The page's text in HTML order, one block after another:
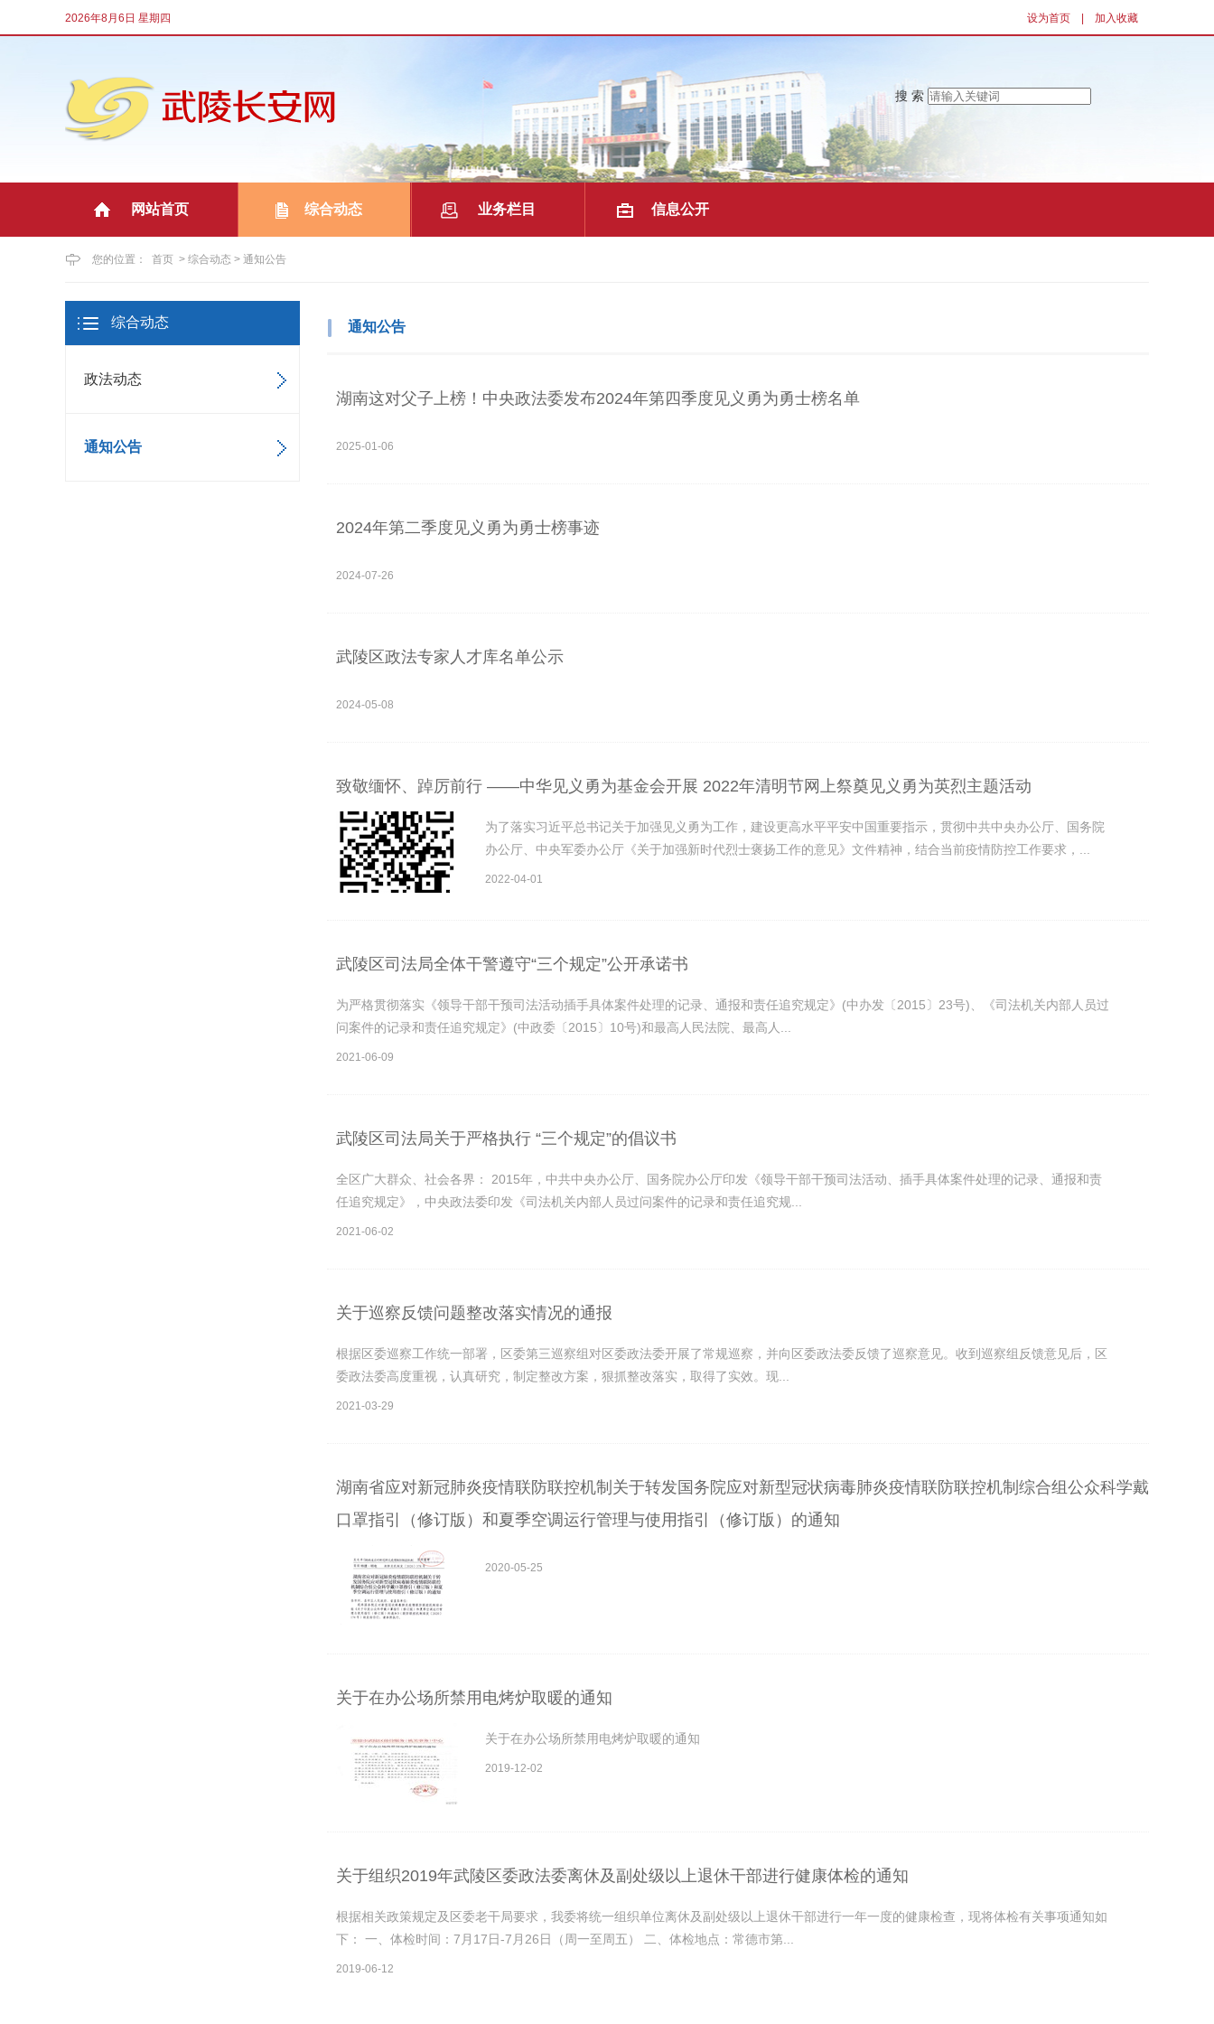
设为首页 加入收藏
2026年8月6日 星期四
搜 索
网站首页 综合动态 业务栏目 信息公开
您的位置： 首页 > 综合动态 > 通知公告
综合动态
政法动态
通知公告
通知公告
湖南这对父子上榜！中央政法委发布2024年第四季度见义勇为勇士榜名单
2025-01-06
2024年第二季度见义勇为勇士榜事迹
2024-07-26
武陵区政法专家人才库名单公示
2024-05-08
致敬缅怀、踔厉前行 ——中华见义勇为基金会开展 2022年清明节网上祭奠见义勇为英烈主题活动
为了落实习近平总书记关于加强见义勇为工作，建设更高水平平安中国重要指示，贯彻中共中央办公厅、国务院
办公厅、中央军委办公厅《关于加强新时代烈士褒扬工作的意见》文件精神，结合当前疫情防控工作要求，...
2022-04-01
武陵区司法局全体干警遵守“三个规定”公开承诺书
为严格贯彻落实《领导干部干预司法活动插手具体案件处理的记录、通报和责任追究规定》(中办发〔2015〕23号)、《司法机关内部人员过
问案件的记录和责任追究规定》(中政委〔2015〕10号)和最高人民法院、最高人...
2021-06-09
武陵区司法局关于严格执行 “三个规定”的倡议书
全区广大群众、社会各界： 2015年，中共中央办公厅、国务院办公厅印发《领导干部干预司法活动、插手具体案件处理的记录、通报和责
任追究规定》，中央政法委印发《司法机关内部人员过问案件的记录和责任追究规...
2021-06-02
关于巡察反馈问题整改落实情况的通报
根据区委巡察工作统一部署，区委第三巡察组对区委政法委开展了常规巡察，并向区委政法委反馈了巡察意见。收到巡察组反馈意见后，区
委政法委高度重视，认真研究，制定整改方案，狠抓整改落实，取得了实效。现...
2021-03-29
湖南省应对新冠肺炎疫情联防联控机制关于转发国务院应对新型冠状病毒肺炎疫情联防联控机制综合组公众科学戴
口罩指引（修订版）和夏季空调运行管理与使用指引（修订版）的通知
2020-05-25
关于在办公场所禁用电烤炉取暖的通知
关于在办公场所禁用电烤炉取暖的通知
2019-12-02
关于组织2019年武陵区委政法委离休及副处级以上退休干部进行健康体检的通知
根据相关政策规定及区委老干局要求，我委将统一组织单位离休及副处级以上退休干部进行一年一度的健康检查，现将体检有关事项通知如
下： 一、体检时间：7月17日-7月26日（周一至周五） 二、体检地点：常德市第...
2019-06-12